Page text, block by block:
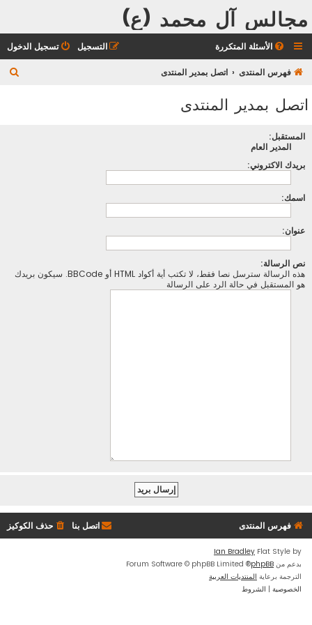
مجالس آل محمد (ع)
الأسئلة المتكررة تسجيل الدخول التسجيل
فهرس المنتدى اتصل بمدير المنتدى
اتصل بمدير المنتدى
المستقبل:
المدير العام
بريدك الاكتروني:
اسمك:
عنوان:
نص الرسالة:
هذه الرسالة سترسل نصا فقط، لا تكتب أية أكواد HTML أو BBCode. سيكون بريدك
هو المستقبل في حالة الرد على الرسالة
فهرس المنتدى حذف الكوكيز اتصل بنا
Flat Style by
Ian Bradley
بدعم من phpBB
® Forum Software © phpBB Limited
الترجمة برعاية المنتديات العربية
الخصوصية | الشروط